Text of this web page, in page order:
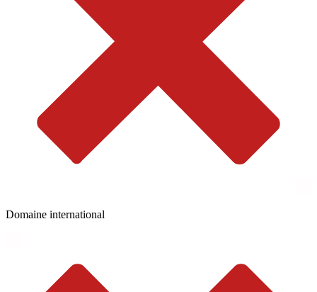
Domaine international